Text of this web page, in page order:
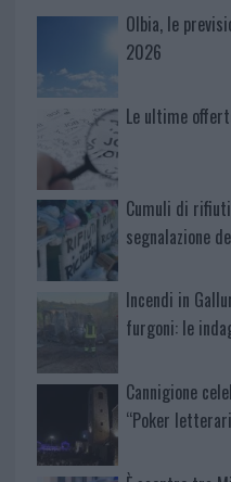
Olbia, le
2026
Le ultime
Cumuli di
segnalazione
Incendi in
furgoni: le
Cannigione
“Poker